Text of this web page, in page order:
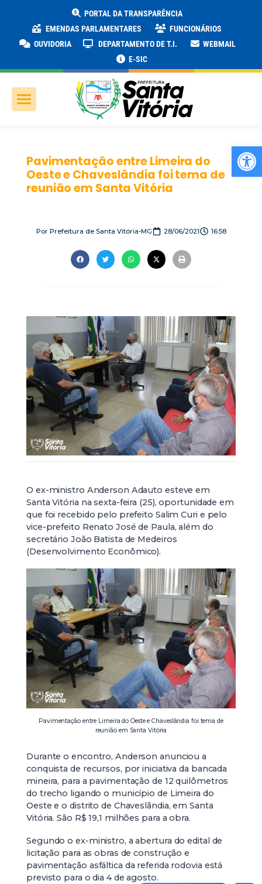
PORTAL DA TRANSPARÊNCIA
EMENDAS PARLAMENTARES
FUNCIONÁRIOS
OUVIDORIA
DEPARTAMENTO DE T.I.
WEBMAIL
E-SIC
Pavimentação entre Limeira do
Oeste e Chaveslândia foi tema de
reunião em Santa Vitória
PorPrefeitura de Santa Vitória-MG 28/06/2021 16:58
O ex-ministro Anderson Adauto esteve em
Santa Vitória na sexta-feira (25), oportunidade em
que foi recebido pelo prefeito Salim Curi e pelo
vice-prefeito Renato José de Paula, além do
secretário João Batista de Medeiros
(Desenvolvimento Econômico).
Pavimentação entre Limeira do Oeste e Chaveslândia foi tema de
reunião em Santa Vitória
Durante o encontro, Anderson anunciou a
conquista de recursos, por iniciativa da bancada
mineira, para a pavimentação de 12 quilômetros
do trecho ligando o município de Limeira do
Oeste e o distrito de Chaveslândia, em Santa
Vitória. São R$ 19,1 milhões para a obra.
Segundo o ex-ministro, a abertura do edital de
licitação para as obras de construção e
pavimentação asfáltica da referida rodovia está
previsto para o dia 4 de agosto.